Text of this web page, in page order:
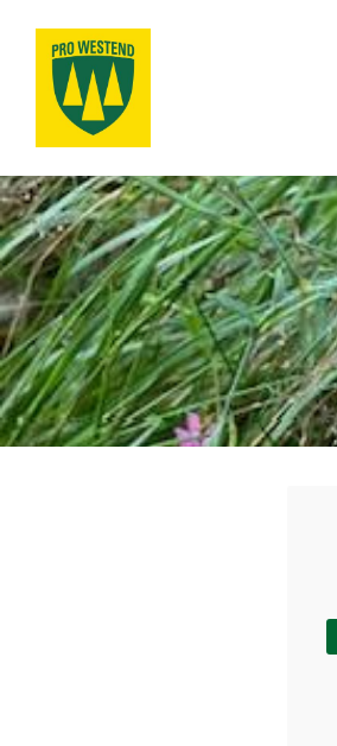
Siirry
sivun
sisältöönPro Westend ry